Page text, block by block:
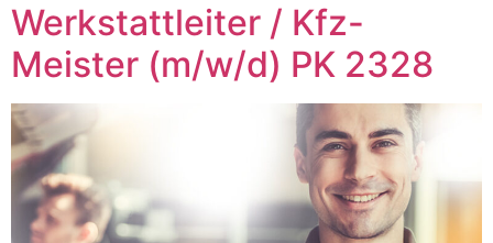
Werkstattleiter / Kfz-
Meister (m/w/d) PK 2328